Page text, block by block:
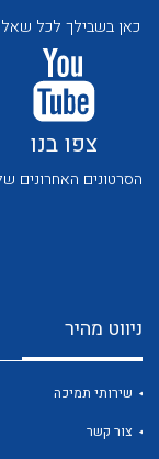
לכל מוצרי
לכל מוצרי היצרן
כאן בשבילך לכל
צפו בנו
הסרטונים האחרונים
ניווט מהיר
שירותי תמיכה
צור קשר